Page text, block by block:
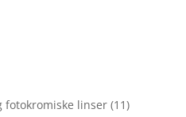
fotokromiske linser (11)